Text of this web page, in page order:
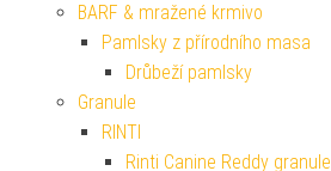
BARF & mražené krmivo
Pamlsky z přírodního masa
Drůbeží pamlsky
Granule
RINTI
Rinti Canine Reddy granule